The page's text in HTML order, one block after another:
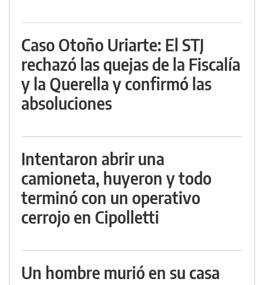
Caso Otoño Uriarte: El STJ
rechazó las quejas de la Fiscalía
y la Querella y confirmó las
absoluciones
Intentaron abrir una
camioneta, huyeron y todo
terminó con un operativo
cerrojo en Cipolletti
Un hombre murió en su casa